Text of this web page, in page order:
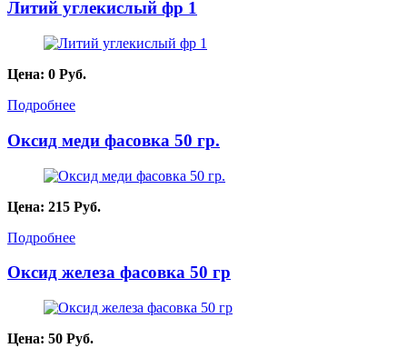
Литий углекислый фр 1
Цена: 0 Руб.
Подробнее
Оксид меди фасовка 50 гр.
Цена: 215 Руб.
Подробнее
Оксид железа фасовка 50 гр
Цена: 50 Руб.